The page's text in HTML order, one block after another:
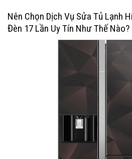
Nên Chọn Dịch Vụ Sửa Tủ Lạnh
Đèn 17 Lần Uy Tín Như Thế Nào?